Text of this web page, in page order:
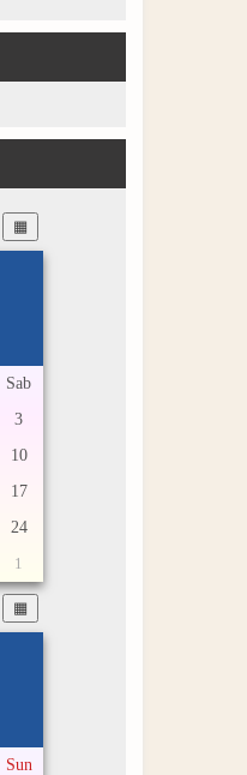
▦
Sab
3
10
17
24
1
▦
Sun